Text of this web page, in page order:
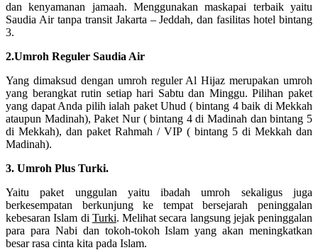
dan kenyamanan jamaah. Menggunakan maskapai terbaik yaitu
Saudia Air tanpa transit Jakarta – Jeddah, dan fasilitas hotel bintang
3.
2.Umroh Reguler Saudia Air
Yang dimaksud dengan umroh reguler Al Hijaz merupakan umroh
yang berangkat rutin setiap hari Sabtu dan Minggu. Pilihan paket
yang dapat Anda pilih ialah paket Uhud ( bintang 4 baik di Mekkah
ataupun Madinah), Paket Nur ( bintang 4 di Madinah dan bintang 5
di Mekkah), dan paket Rahmah / VIP ( bintang 5 di Mekkah dan
Madinah).
3. Umroh Plus Turki.
Yaitu paket unggulan yaitu ibadah umroh sekaligus juga
berkesempatan berkunjung ke tempat bersejarah peninggalan
kebesaran Islam di Turki. Melihat secara langsung jejak peninggalan
para para Nabi dan tokoh-tokoh Islam yang akan meningkatkan
besar rasa cinta kita pada Islam.